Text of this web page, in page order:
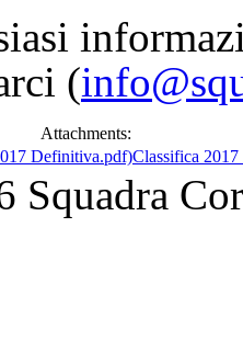
(
Attachments:
Classifica
Squadra